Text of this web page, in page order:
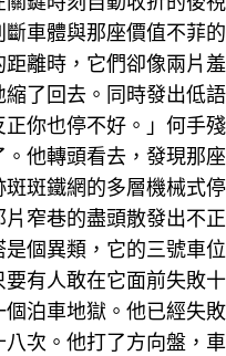
車體與那座價值不菲
距離時，它們卻像兩片
縮了回去。同時發出低
你也停不好。」何手
他轉頭看去，發現那
斑鐵網的多層機械式停
片窄巷的盡頭散發出不
是個異類，它的三號車
有人敢在它面前失敗十
個泊車地獄。他已經失
次。他打了方向盤，